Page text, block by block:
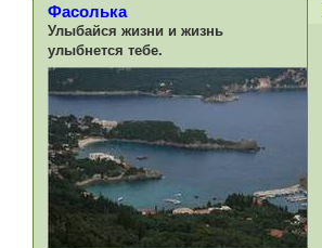
Фасолька
Улыбайся жизни и жизнь
улыбнется тебе.